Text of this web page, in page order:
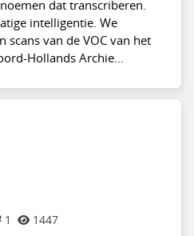
dat transcriberen.
intelligentie. We
van de VOC van het
Hollands Archie...
1 1447